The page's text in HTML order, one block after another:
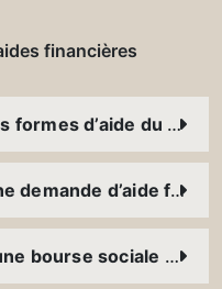
financières
Quelles sont les différentes formes d’aide du Service social ? Est-ce que je peux bénéficier de plusieurs aides en même temps ?
Comment postuler pour une demande d’aide financière ?
Comment puis-je obtenir une bourse sociale ? À qui accordez-vous des bourses ?